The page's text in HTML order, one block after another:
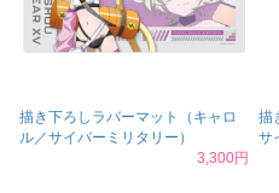
描き下ろしラバーマット（キャロ
ル／サイバーミリタリー）
3,300円
描
サ